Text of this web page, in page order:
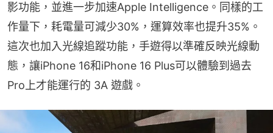
影功能，並進一步加速Apple Intelligence。同樣的工
作量下，耗電量可減少30%，運算效率也提升35%。
這次也加入光線追蹤功能，手遊得以準確反映光線動
態，讓iPhone 16和iPhone 16 Plus可以體驗到過去
Pro上才能運行的 3A 遊戲。